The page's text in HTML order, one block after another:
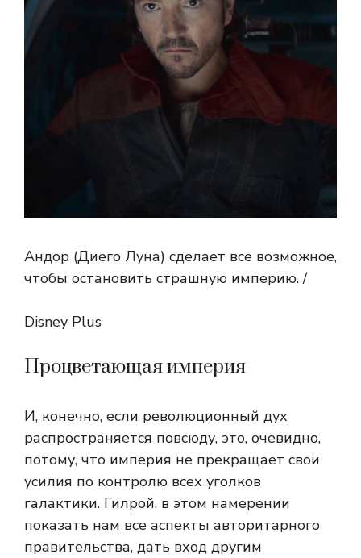
Андор (Диего Луна) сделает все возможное,
чтобы остановить страшную империю. /
Disney Plus
Процветающая империя
И, конечно, если революционный дух
распространяется повсюду, это, очевидно,
потому, что империя не прекращает свои
усилия по контролю всех уголков
галактики. Гилрой, в этом намерении
показать нам все аспекты авторитарного
правительства, дать вход другим